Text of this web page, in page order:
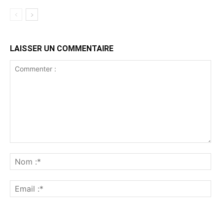
LAISSER UN COMMENTAIRE